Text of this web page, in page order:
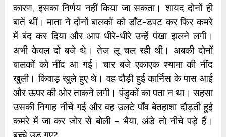
कारण, इसका निर्णय नहीं किया जा सकता। शायद दोनों ही
बातें थीं। माता ने दोनों बालकों को डाँट-डपट कर फिर कमरे
में बंद कर दिया और आप धीरे-धीरे उन्‍हें पंखा झलने लगी।
अभी केवल दो बजे थे। तेज लू चल रही थी। अबकी दोनों
बालकों को नींद आ गई। चार बजे एकाएक श्‍यामा की नींद
खुली। किवाड़ खुले हुए थे। वह दौड़ी हुई कार्निस के पास आई
और ऊपर की ओर ताकने लगी। पंडुकों का पता न था। सहसा
उसकी निगाह नीचे गई और वह उलटे पाँव बेतहाशा दौड़ती हुई
कमरे में जा कर जोर से बोली – भैया, अंडे तो नीचे पड़े हैं।